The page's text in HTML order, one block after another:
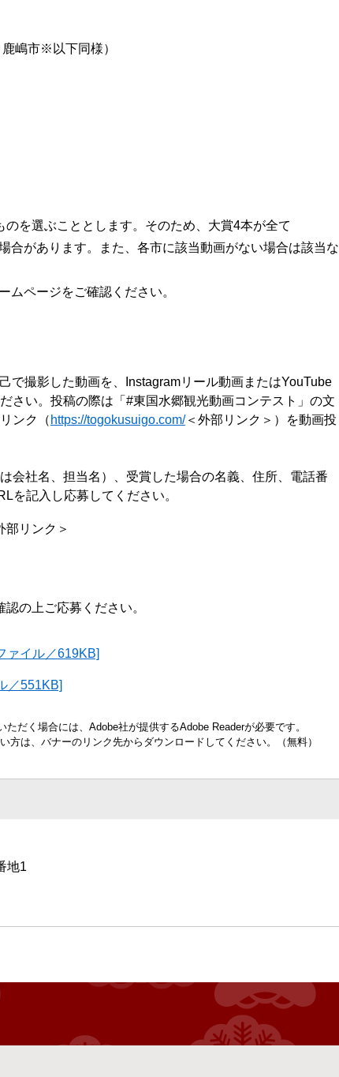
嶋市※以下同様）
を選ぶこととします。そのため、大賞4本が全て
合があります。また、各市に該当動画がない場合は該当な
ページをご確認ください。
で撮影した動画を、Instagramリール動画またはYouTube
さい。投稿の際は「#東国水郷観光動画コンテスト」の文
ンク（ https://togokusuigo.com/＜外部リンク＞ ）を動画投
会社名、担当名）、受賞した場合の名義、住所、電話番
を記入し応募してください。
部リンク＞
の上ご応募ください。​
ァイル／619KB]
／551KB]
ただく場合には、Adobe社が提供するAdobe Readerが必要です。
方は、バナーのリンク先からダウンロードしてください。（無料）
地1